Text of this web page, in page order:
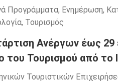
Προγράμματα, Ενημέρωση,
, Τουρισμός
Ανέργων έως
του Τουρισμού από το
Τουριστικών